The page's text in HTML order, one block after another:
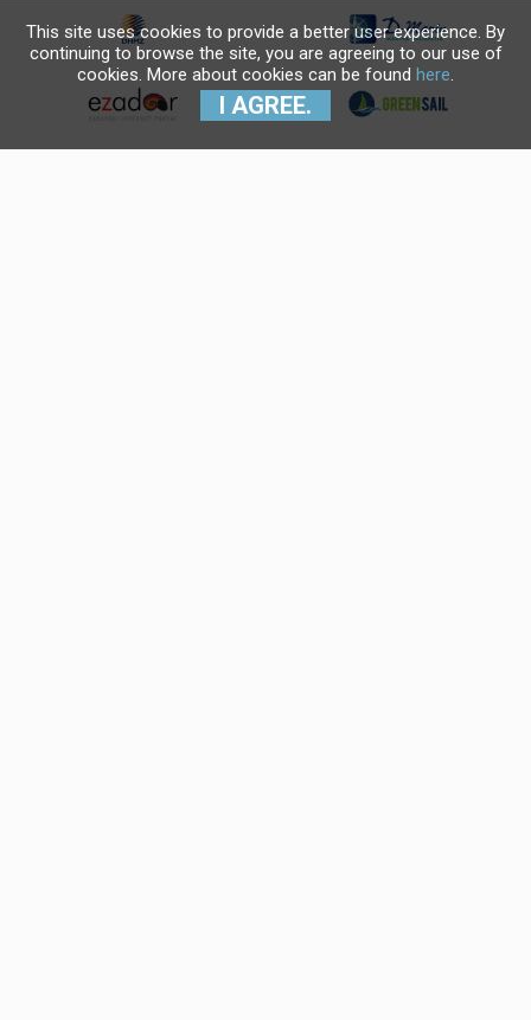
This site uses cookies to provide a better user experience. By
continuing to browse the site, you are agreeing to our use of
cookies. More about cookies can be found here.
I AGREE.